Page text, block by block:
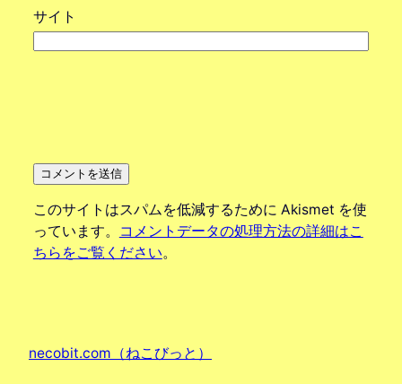
サイト
このサイトはスパムを低減するために Akismet を使
っています。
コメントデータの処理方法の詳細はこ
ちらをご覧ください。
necobit.com（ねこびっと）